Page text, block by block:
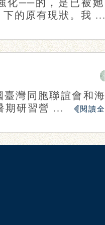
化──的，是已被
的原有現狀。我 ...
灣同胞聯誼會和
期研習營 ...
閱讀